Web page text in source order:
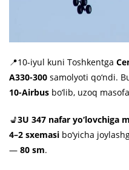
📍10-iyul kuni Toshkentga
A330-300 samolyoti qo‘ndi.
10-Airbus bo‘lib, uzoq
💺3U 347 nafar yo‘lovchiga
4–2 sxemasi bo‘yicha
— 80 sm.